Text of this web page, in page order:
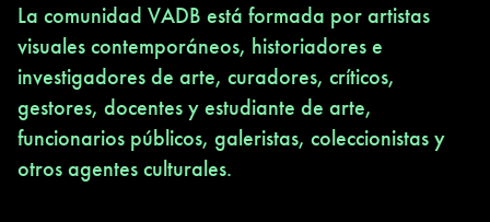
La comunidad VADB está formada por artistas
visuales contemporáneos, historiadores e
investigadores de arte, curadores, críticos,
gestores, docentes y estudiante de arte,
funcionarios públicos, galeristas, coleccionistas y
otros agentes culturales.